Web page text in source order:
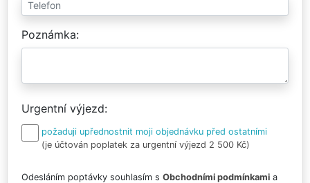
Poznámka
Urgentní výjezd
požaduji upřednostnit moji objednávku před ostatními
(je účtován poplatek za urgentní výjezd 2 500 Kč)
Odesláním poptávky souhlasím s Obchodními podmínkami a